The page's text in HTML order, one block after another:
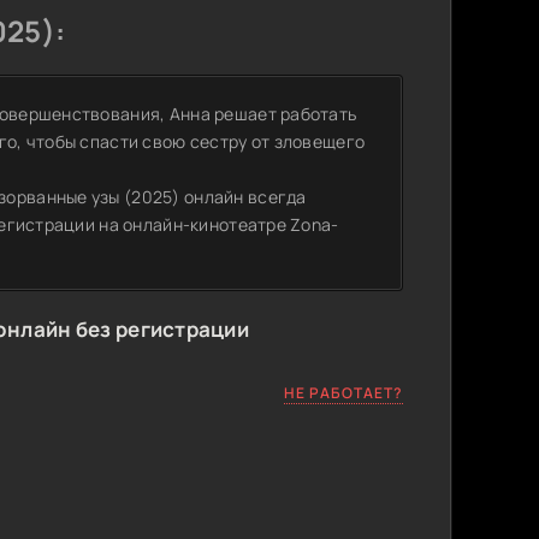
Анна решает работать
чтобы спасти свою сестру от зловещего
узы (2025) онлайн всегда
на онлайн-кинотеатре Zona-
без регистрации
НЕ РАБОТАЕТ?